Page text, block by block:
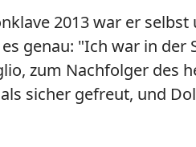
2013 war er
genau: "Ich war in
zum Nachfolger des
sicher gefreut, und